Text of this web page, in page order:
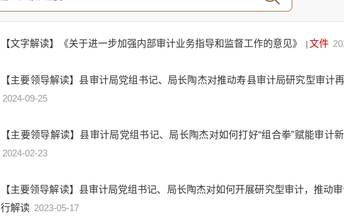
【文字解读】《关于进一步加强内部审计业务指导和监督工作的意见》 |文件
【主要领导解读】县审计局党组书记、局长陶杰对推动寿县审计局研究型审计
2024-09-25
【主要领导解读】县审计局党组书记、局长陶杰对如何打好“组合拳”赋能审计
2024-02-23
【主要领导解读】县审计局党组书记、局长陶杰对如何开展研究型审计，推动
行解读 2023-05-17